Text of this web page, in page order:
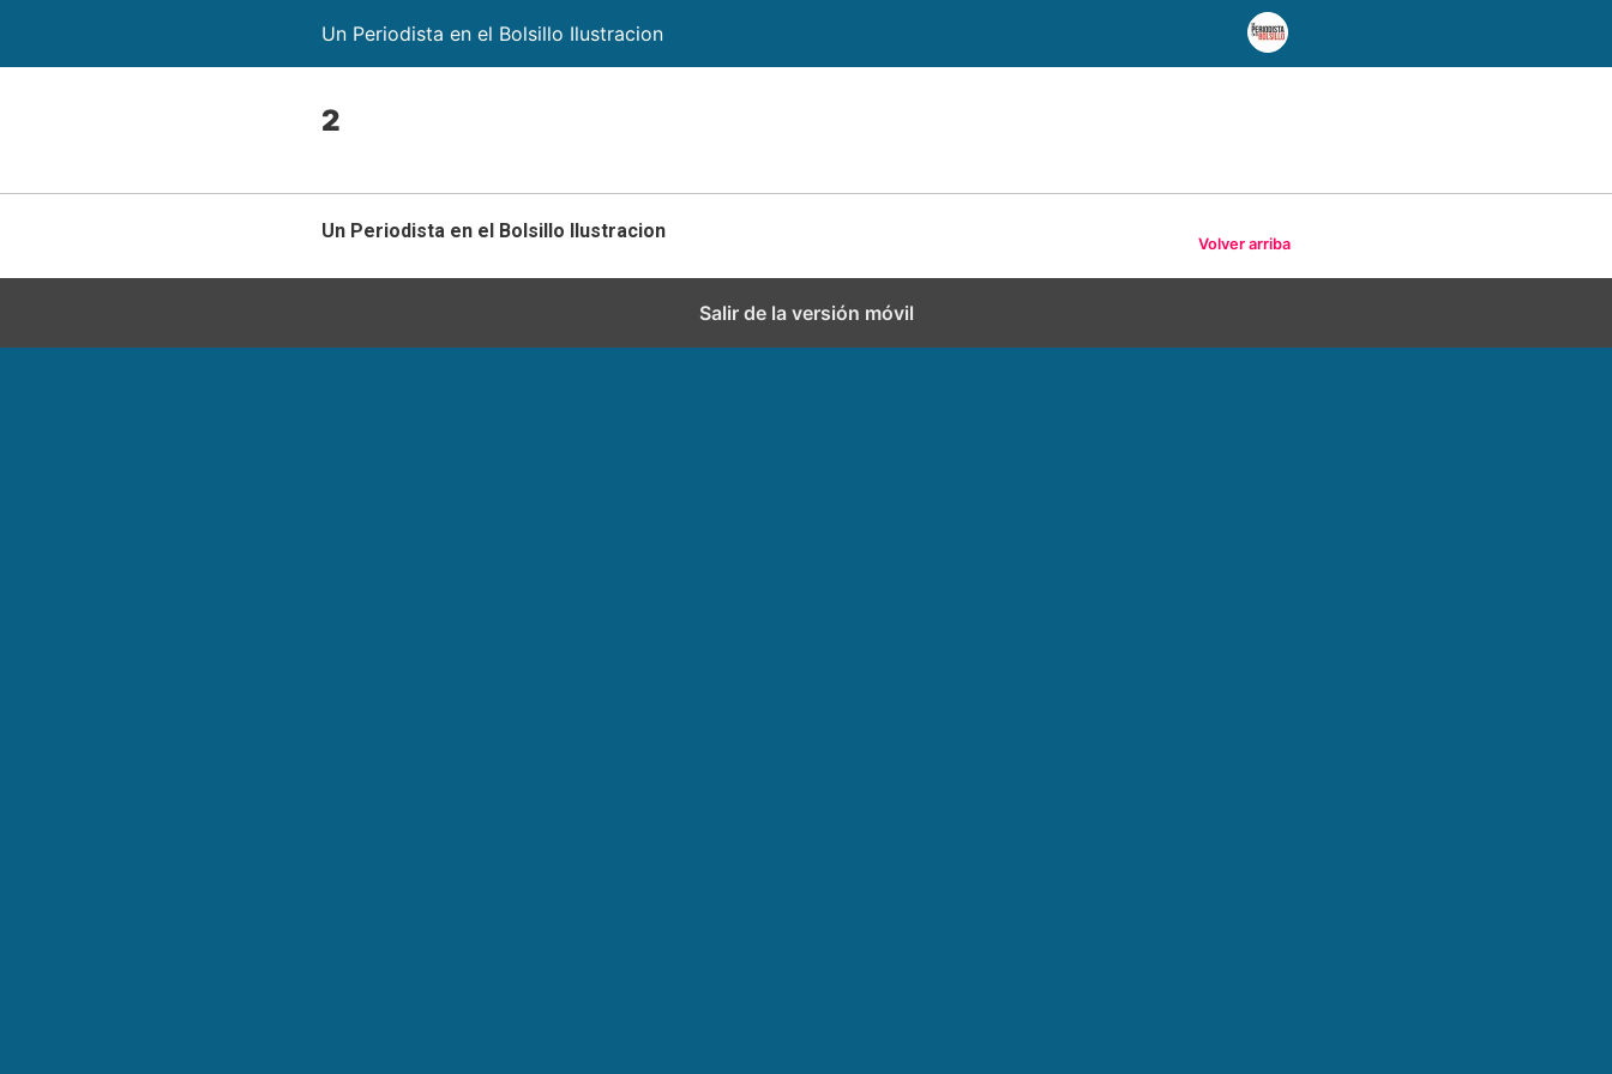
Un Periodista en el Bolsillo Ilustracion
2
Un Periodista en el Bolsillo Ilustracion
Volver arriba
Salir de la versión móvil